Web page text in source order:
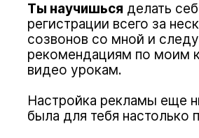
Ты научишься делать
регистрации всего за
созвонов со мной и
рекомендациям по моим
видео урокам.
Настройка рекламы еще
была для тебя настолько